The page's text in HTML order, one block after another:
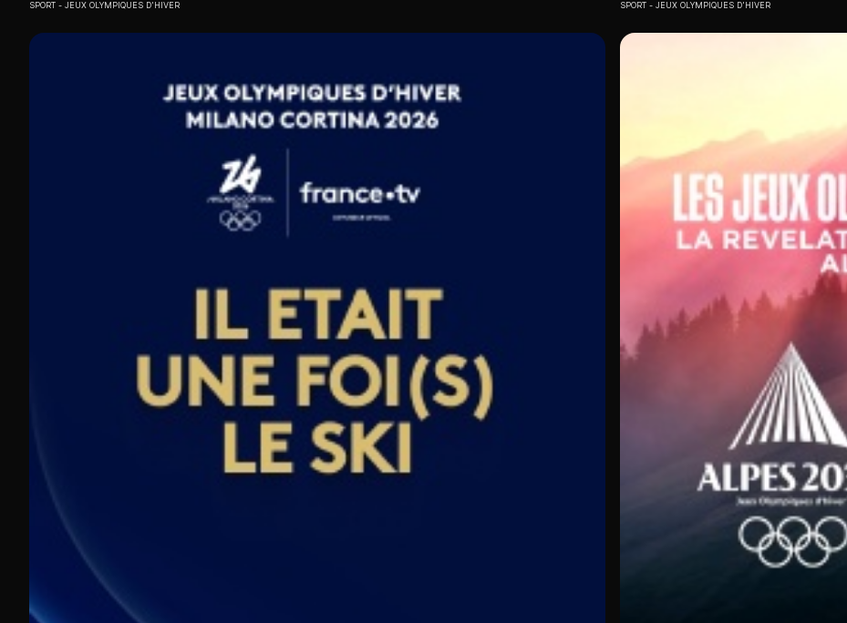
SPORT JEUX OLYMPIQUES D'HIVER SPORT JEUX OLYMPIQUES D'HIVER